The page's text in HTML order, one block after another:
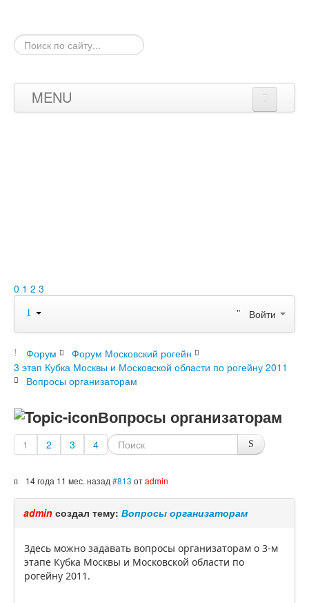
Искать...
MENU
0 1 2 3
Войти
Форум
Форум Московский рогейн
3 этап Кубка Москвы и Московской области по рогейну 2011
Вопросы организаторам
Вопросы организаторам
1 2 3 4
14 года 11 мес. назад #813 отadmin
admin создал тему: Вопросы организаторам
Здесь можно задавать вопросы организаторам о 3-м
этапе Кубка Москвы и Московской области по
рогейну 2011.